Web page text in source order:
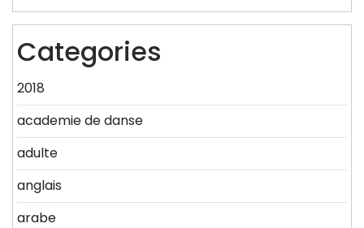
Categories
2018
academie de danse
adulte
anglais
arabe